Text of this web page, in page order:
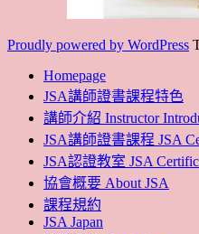
Proudly powered by WordPress
Homepage
JSA講師證書課程特色
講師介紹 Instructor
JSA講師證書課程 JSA
JSA認證教室 JSA
協會概要 About JSA
課程規約
JSA Japan